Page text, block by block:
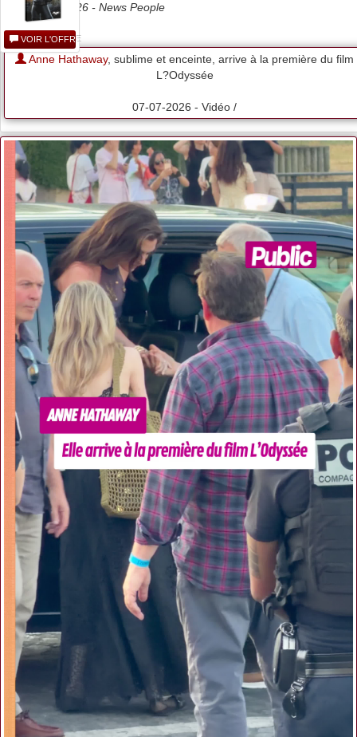
Date 07/07/2026 - News People
Anne Hathaway, sublime et enceinte, arrive à la première du film
L?Odyssée
07-07-2026 - Vidéo /
VOIR L'OFFRE